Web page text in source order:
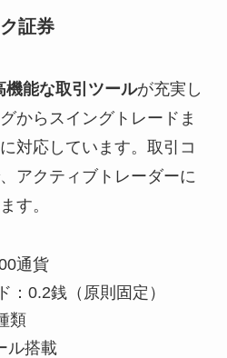
証券
機能な取引ツールが充実し
からスイングトレードま
対応しています。取引コ
アクティブトレーダーに
す。
通貨
：0.2銭（原則固定）
類
ル搭載